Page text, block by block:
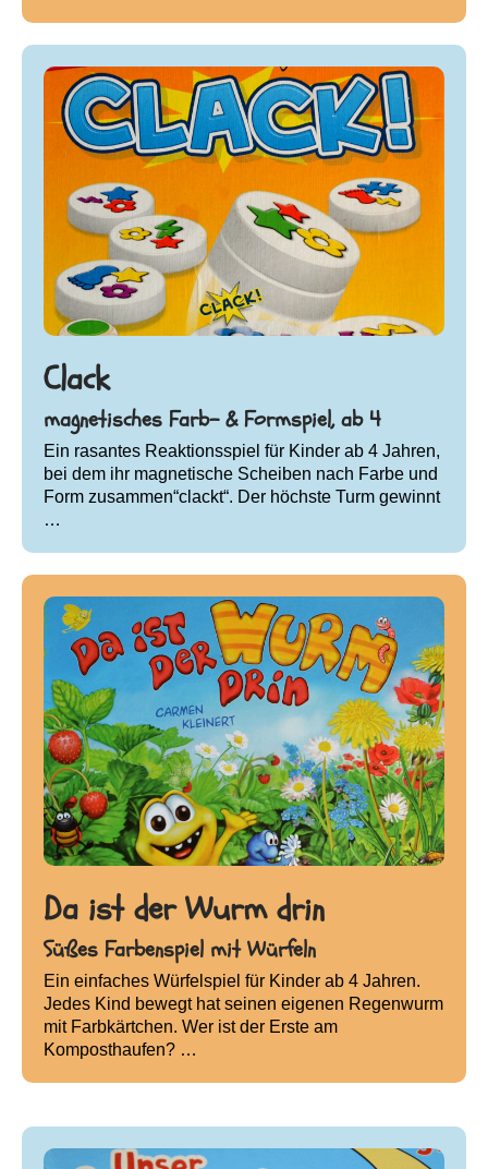
Clack
magnetisches Farb- & Formspiel, ab 4
Ein rasantes Reaktionsspiel für Kinder ab 4 Jahren,
bei dem ihr magnetische Scheiben nach Farbe und
Form zusammen“clackt“. Der höchste Turm gewinnt
…
Da ist der Wurm drin
Süßes Farbenspiel mit Würfeln
Ein einfaches Würfelspiel für Kinder ab 4 Jahren.
Jedes Kind bewegt hat seinen eigenen Regenwurm
mit Farbkärtchen. Wer ist der Erste am
Komposthaufen? …